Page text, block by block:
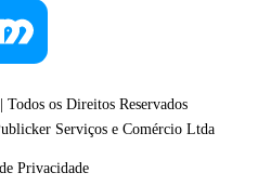
| Todos os Direitos Reservados
Serviços e Comércio Ltda
Privacidade